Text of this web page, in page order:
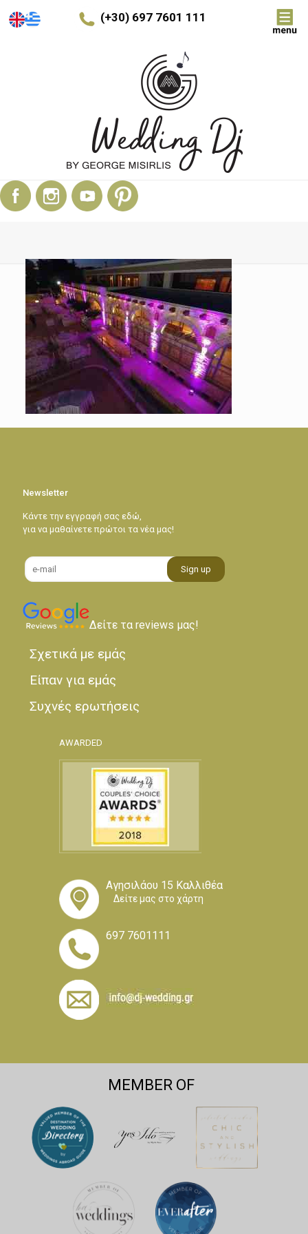
(+30) 697 7601 111
Newsletter
Κάντε την εγγραφή σας εδώ,
για να μαθαίνετε πρώτοι τα νέα μας!
Δείτε τα reviews μας!
Σχετικά με εμάς
Είπαν για εμάς
Συχνές ερωτήσεις
AWARDED
Αγησιλάου 15 Καλλιθέα
Δείτε μας στο χάρτη
697 7601111
MEMBER OF